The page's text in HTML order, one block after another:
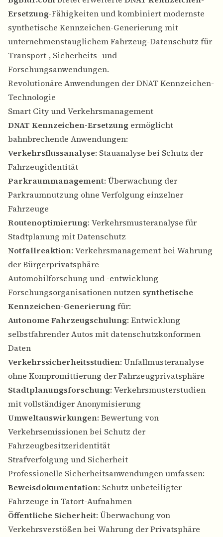
Ersetzung-Fähigkeiten und kombiniert modernste
synthetische Kennzeichen-Generierung mit
unternehmenstauglichem Fahrzeug-Datenschutz für
Transport-, Sicherheits- und
Forschungsanwendungen.
Revolutionäre Anwendungen der DNAT Kennzeichen-
Technologie
Smart City und Verkehrsmanagement
DNAT Kennzeichen-Ersetzung ermöglicht
bahnbrechende Anwendungen:
Verkehrsflussanalyse: Stauanalyse bei Schutz der
Fahrzeugidentität
Parkraummanagement: Überwachung der
Parkraumnutzung ohne Verfolgung einzelner
Fahrzeuge
Routenoptimierung: Verkehrsmusteranalyse für
Stadtplanung mit Datenschutz
Notfallreaktion: Verkehrsmanagement bei Wahrung
der Bürgerprivatsphäre
Automobilforschung und -entwicklung
Forschungsorganisationen nutzen synthetische
Kennzeichen-Generierungfür:
Autonome Fahrzeugschulung: Entwicklung
selbstfahrender Autos mit datenschutzkonformen
Daten
Verkehrssicherheitsstudien: Unfallmusteranalyse
ohne Kompromittierung der Fahrzeugprivatsphäre
Stadtplanungsforschung: Verkehrsmusterstudien
mit vollständiger Anonymisierung
Umweltauswirkungen: Bewertung von
Verkehrsemissionen bei Schutz der
Fahrzeugbesitzeridentität
Strafverfolgung und Sicherheit
Professionelle Sicherheitsanwendungen umfassen:
Beweisdokumentation: Schutz unbeteiligter
Fahrzeuge in Tatort-Aufnahmen
Öffentliche Sicherheit: Überwachung von
Verkehrsverstößen bei Wahrung der Privatsphäre